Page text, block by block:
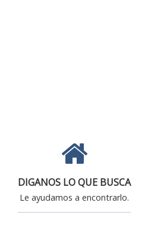
DIGANOS LO QUE BUSCA
Le ayudamos a encontrarlo.